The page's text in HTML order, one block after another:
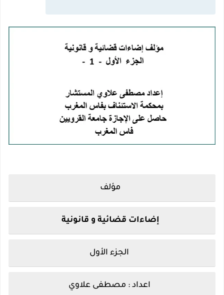
مؤلف
إضاءات قضائية و قانونية
الجزء الأول
اعداد : مصطفى علاوي